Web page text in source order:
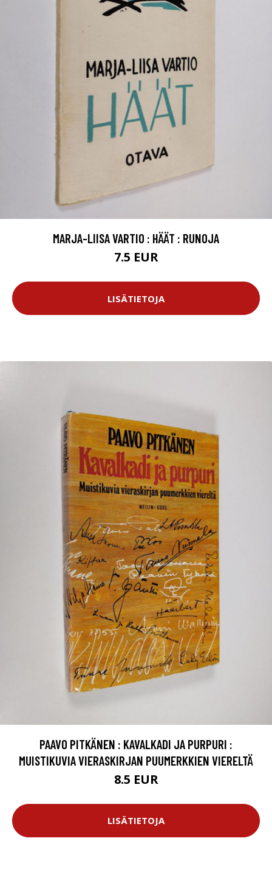
MARJA-LIISA VARTIO : HÄÄT : RUNOJA
7.5 EUR
LISÄTIETOJA
PAAVO PITKÄNEN : KAVALKADI JA PURPURI :
MUISTIKUVIA VIERASKIRJAN PUUMERKKIEN VIERELTÄ
8.5 EUR
LISÄTIETOJA